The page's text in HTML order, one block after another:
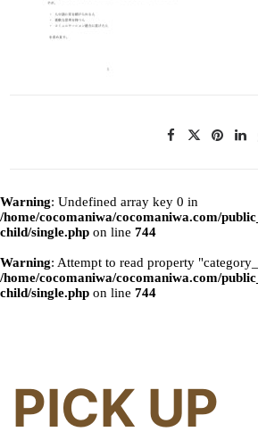
Warning: Undefined array key 0 in
/home/cocomaniwa/cocomaniwa.com/
child/single.php on line 744
Warning: Attempt to read property
/home/cocomaniwa/cocomaniwa.com/
child/single.php on line 744
PICK UP